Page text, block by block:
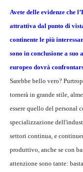
Avete delle evidenze che
attrattiva dal punto di
continente le più
sono in conclusione a
europeo dovrà
Sarebbe bello vero?
tornerà in grande stile,
essere quello del personal
specializzazione
settori continua, e
produttivo, anche se con
attenzione sono tante: